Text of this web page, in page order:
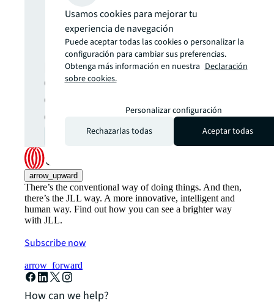
novedad.
Las últimas noticias,
perspectivas y oportunidades
de los mercados inmobiliarios
comerciales globales directo
en tu bandeja de entrada.
Suscribirseopen_in_new
arrow_upward
There’s the conventional way of doing things. And then,
there’s the JLL way. A more innovative, intelligent and
human way. Find out how you can see a brighter way
with JLL.
Subscribe now
arrow_forward
How can we help?
Usamos cookies para mejorar tu
experiencia de navegación
Puede aceptar todas las cookies o personalizar la
configuración para cambiar sus preferencias.
Obtenga más información en nuestra Declaración
sobre cookies.
Personalizar configuración
Rechazarlas todas
Aceptar todas